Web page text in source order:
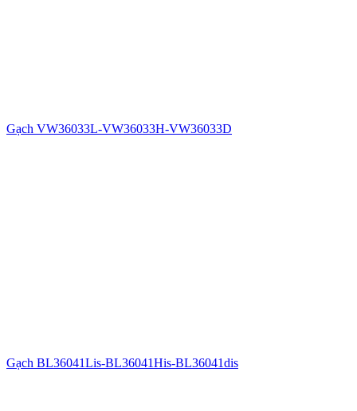
Gạch VW36033L-VW36033H-VW36033D
Gạch BL36041Lis-BL36041His-BL36041dis